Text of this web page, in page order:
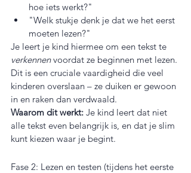
hoe iets werkt?"
"Welk stukje denk je dat we het eerst
moeten lezen?"
Je leert je kind hiermee om een tekst te
verkennen voordat ze beginnen met lezen.
Dit is een cruciale vaardigheid die veel
kinderen overslaan – ze duiken er gewoon
in en raken dan verdwaald.
Waarom dit werkt: Je kind leert dat niet
alle tekst even belangrijk is, en dat je slim
kunt kiezen waar je begint.
Fase 2: Lezen en testen (tijdens het eerste